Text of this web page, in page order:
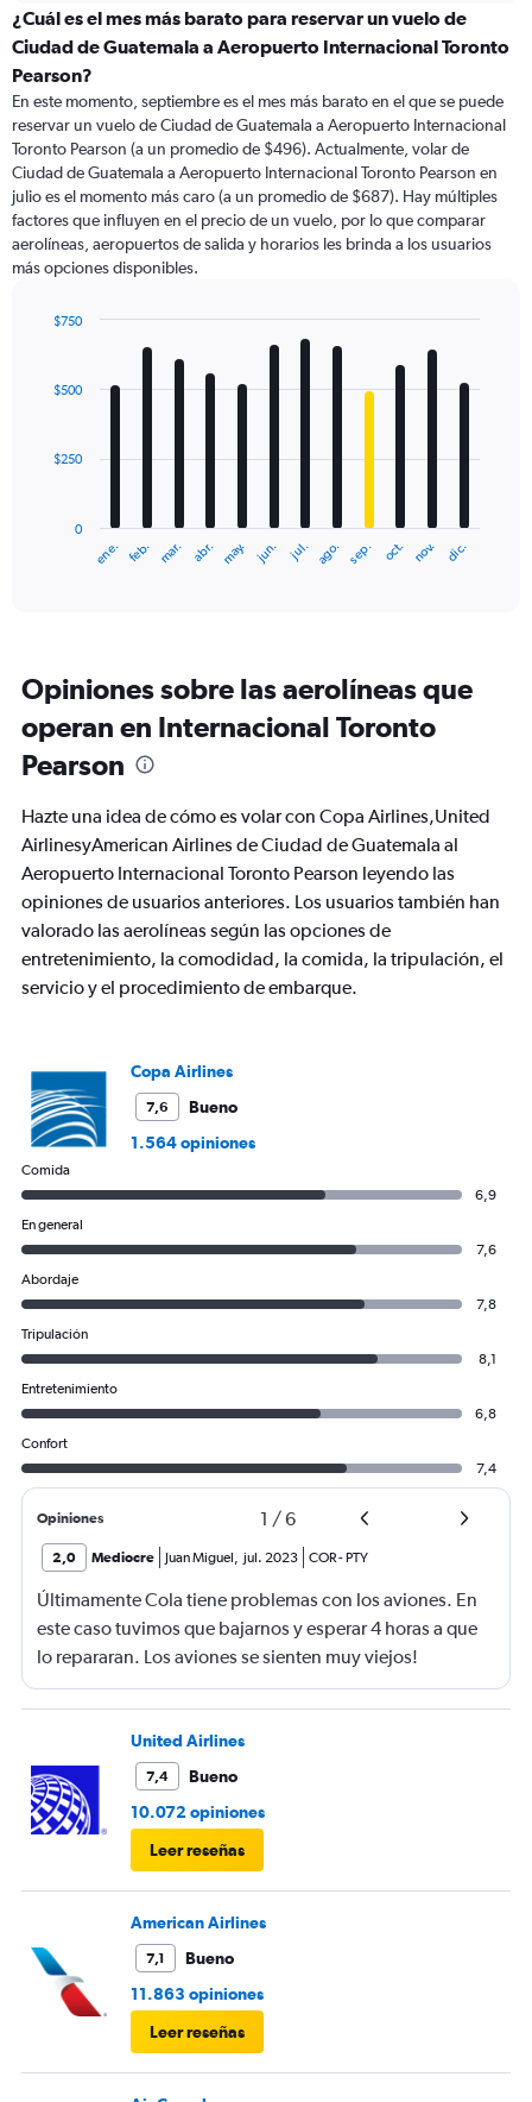
categories.
Range:
categories.
The
chart
has
1
Y
axis
displaying
values.
to
¿Cuál es el mes más barato para reservar un vuelo de
Ciudad de Guatemala a Aeropuerto Internacional Toronto
Pearson?
En este momento, septiembre es el mes más barato en el que se puede
reservar un vuelo de Ciudad de Guatemala a Aeropuerto Internacional
Toronto Pearson (a un promedio de $496). Actualmente, volar de
Ciudad de Guatemala a Aeropuerto Internacional Toronto Pearson en
julio es el momento más caro (a un promedio de $687). Hay múltiples
factores que influyen en el precio de un vuelo, por lo que comparar
aerolíneas, aeropuertos de salida y horarios les brinda a los usuarios
más opciones disponibles.
with
12
The
categories.
chart
has
axis
displaying
values.
Range:
0
to
750.
ene. feb. mar. abr. may. jun. jul. ago. sep. oct. nov. dic.
0
$250
$500
$750
Opiniones sobre las aerolíneas que
operan en Internacional Toronto
Pearson
Hazte una idea de cómo es volar con Copa Airlines,United
AirlinesyAmerican Airlines de Ciudad de Guatemala al
Aeropuerto Internacional Toronto Pearson leyendo las
opiniones de usuarios anteriores. Los usuarios también han
valorado las aerolíneas según las opciones de
entretenimiento, la comodidad, la comida, la tripulación, el
servicio y el procedimiento de embarque.
Copa Airlines
7,6
Bueno
1.564 opiniones
Comida
6,9
En general
7,6
Abordaje
7,8
Tripulación
8,1
Entretenimiento
6,8
Confort
7,4
Opiniones 1 /6
2,0 Mediocre Juan Miguel, jul. 2023 COR- PTY
Últimamente Cola tiene problemas con los aviones. En
este caso tuvimos que bajarnos y esperar 4 horas a que
lo repararan. Los aviones se sienten muy viejos!
United Airlines
7,4
Bueno
10.072 opiniones
Leer reseñas
American Airlines
7,1
Bueno
11.863 opiniones
Leer reseñas